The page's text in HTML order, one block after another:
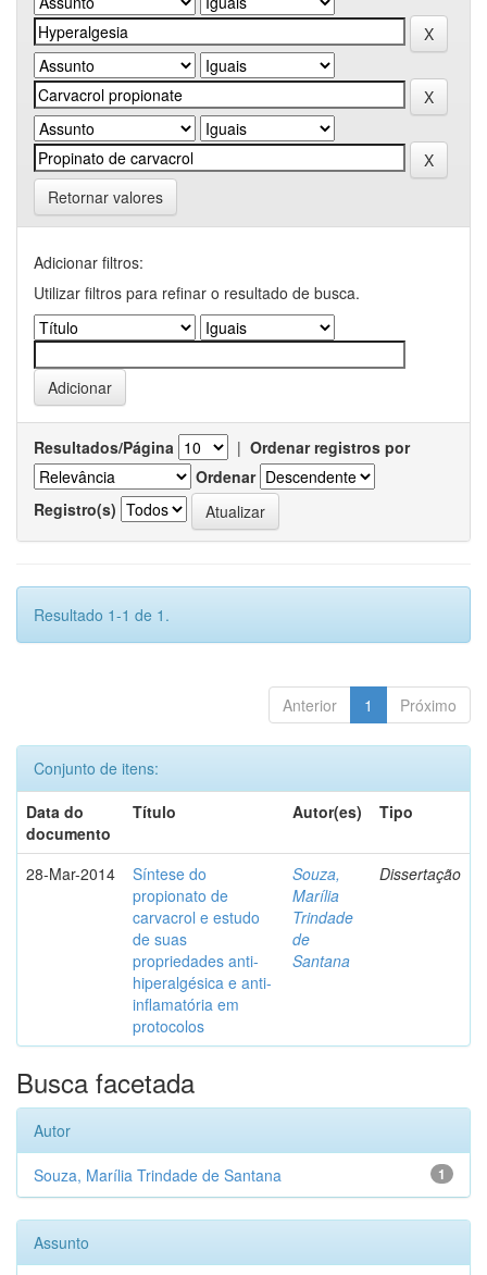
Retornar valores
Adicionar filtros:
Utilizar filtros para refinar o resultado de busca.
Resultados/Página | Ordenar registros por
Ordenar
Registro(s)
Resultado 1-1 de 1.
Anterior 1 Próximo
Conjunto de itens:
Data do
documento
Título Autor(es) Tipo
28-Mar-2014
Síntese do
propionato de
carvacrol e estudo
de suas
propriedades anti-
hiperalgésica e anti-
inflamatória em
protocolos
Souza,
Marília
Trindade
de
Santana
Dissertação
Busca facetada
Autor
1
Souza, Marília Trindade de Santana
Assunto